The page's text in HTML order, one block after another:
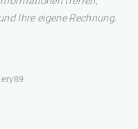
Ihre eigene Rechnung.